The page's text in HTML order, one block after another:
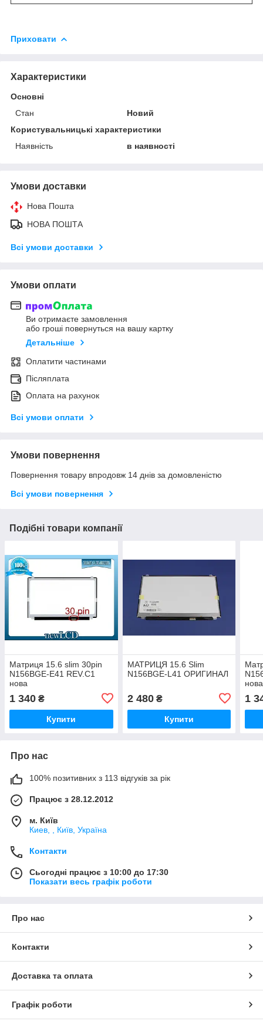
Приховати
Характеристики
Основні
Стан
Новий
Користувальницькі характеристики
Наявність
в наявності
Умови доставки
Нова Пошта
НОВА ПОШТА
Всі умови доставки
Умови оплати
Ви отримаєте замовлення
або гроші повернуться на вашу картку
Детальніше
Оплатити частинами
Післяплата
Оплата на рахунок
Всі умови оплати
Умови повернення
Повернення товару впродовж 14 днів за домовленістю
Всі умови повернення
Подібні товари компанії
Матриця 15.6 slim 30pin
N156BGE-E41 REV.C1
нова
1 340 ₴
Купити
МАТРИЦЯ 15.6 Slim
N156BGE-L41 ОРИГИНАЛ
2 480₴
Купити
нова
1
Про нас
100% позитивних з 113 відгуків за рік
Працює з 28.12.2012
м. Київ
Киев, , Київ, Україна
Контакти
Сьогодні працює з 10:00 до 17:30
Показати весь графік роботи
Про нас
Контакти
Доставка та оплата
Графік роботи